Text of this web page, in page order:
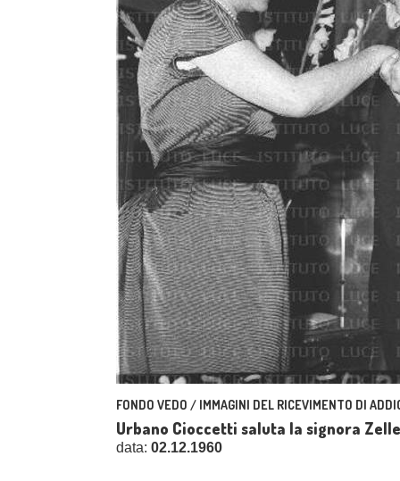
FONDO VEDO / IMMAGINI DEL RICEVIMENTO DI
Urbano Cioccetti saluta la signora
data: 02.12.1960